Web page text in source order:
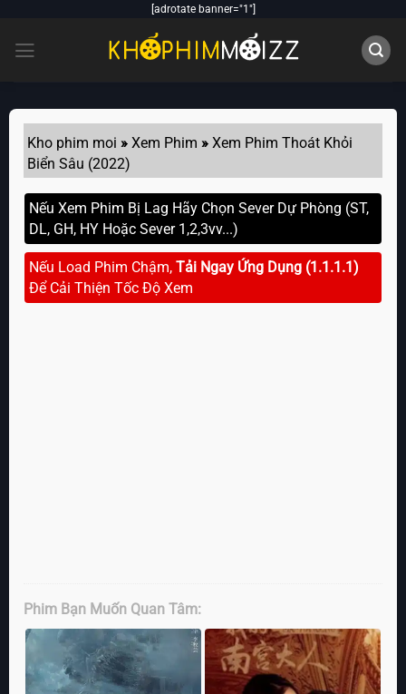
content
[adrotate banner="1"]
Kho phim moi »Xem Phim »Xem Phim Thoát Khỏi
Biển Sâu (2022)
Nếu Xem Phim Bị Lag Hãy Chọn Sever Dự Phòng (ST,
DL, GH, HY Hoặc Sever 1,2,3vv...)
Nếu Load Phim Chậm,Tải Ngay Ứng Dụng (1.1.1.1)
Để Cải Thiện Tốc Độ Xem
Phim Bạn Muốn Quan Tâm: